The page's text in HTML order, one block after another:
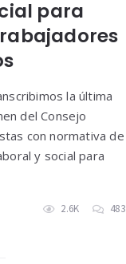
para
la última
del Consejo
con normativa de
y social para
2.6K 483